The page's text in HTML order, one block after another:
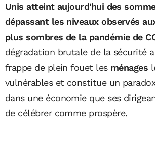
Unis atteint aujourd'hui des
dépassant les niveaux observés
plus sombres de la pandémie de
dégradation brutale de la sécurité
frappe de plein fouet les ménages
vulnérables et constitue un
dans une économie que ses
de célébrer comme prospère.